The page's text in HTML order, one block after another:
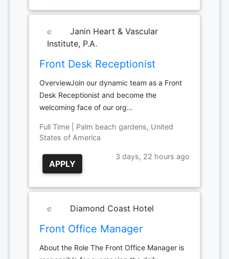
Janin Heart & Vascular
Institute, P.A.
Front Desk Receptionist
OverviewJoin our dynamic team as a Front
Desk Receptionist and become the
welcoming face of our org…
Full Time | Palm beach gardens, United
States of America
APPLY
3 days, 22 hours ago
Diamond Coast Hotel
Front Office Manager
About the Role The Front Office Manager is